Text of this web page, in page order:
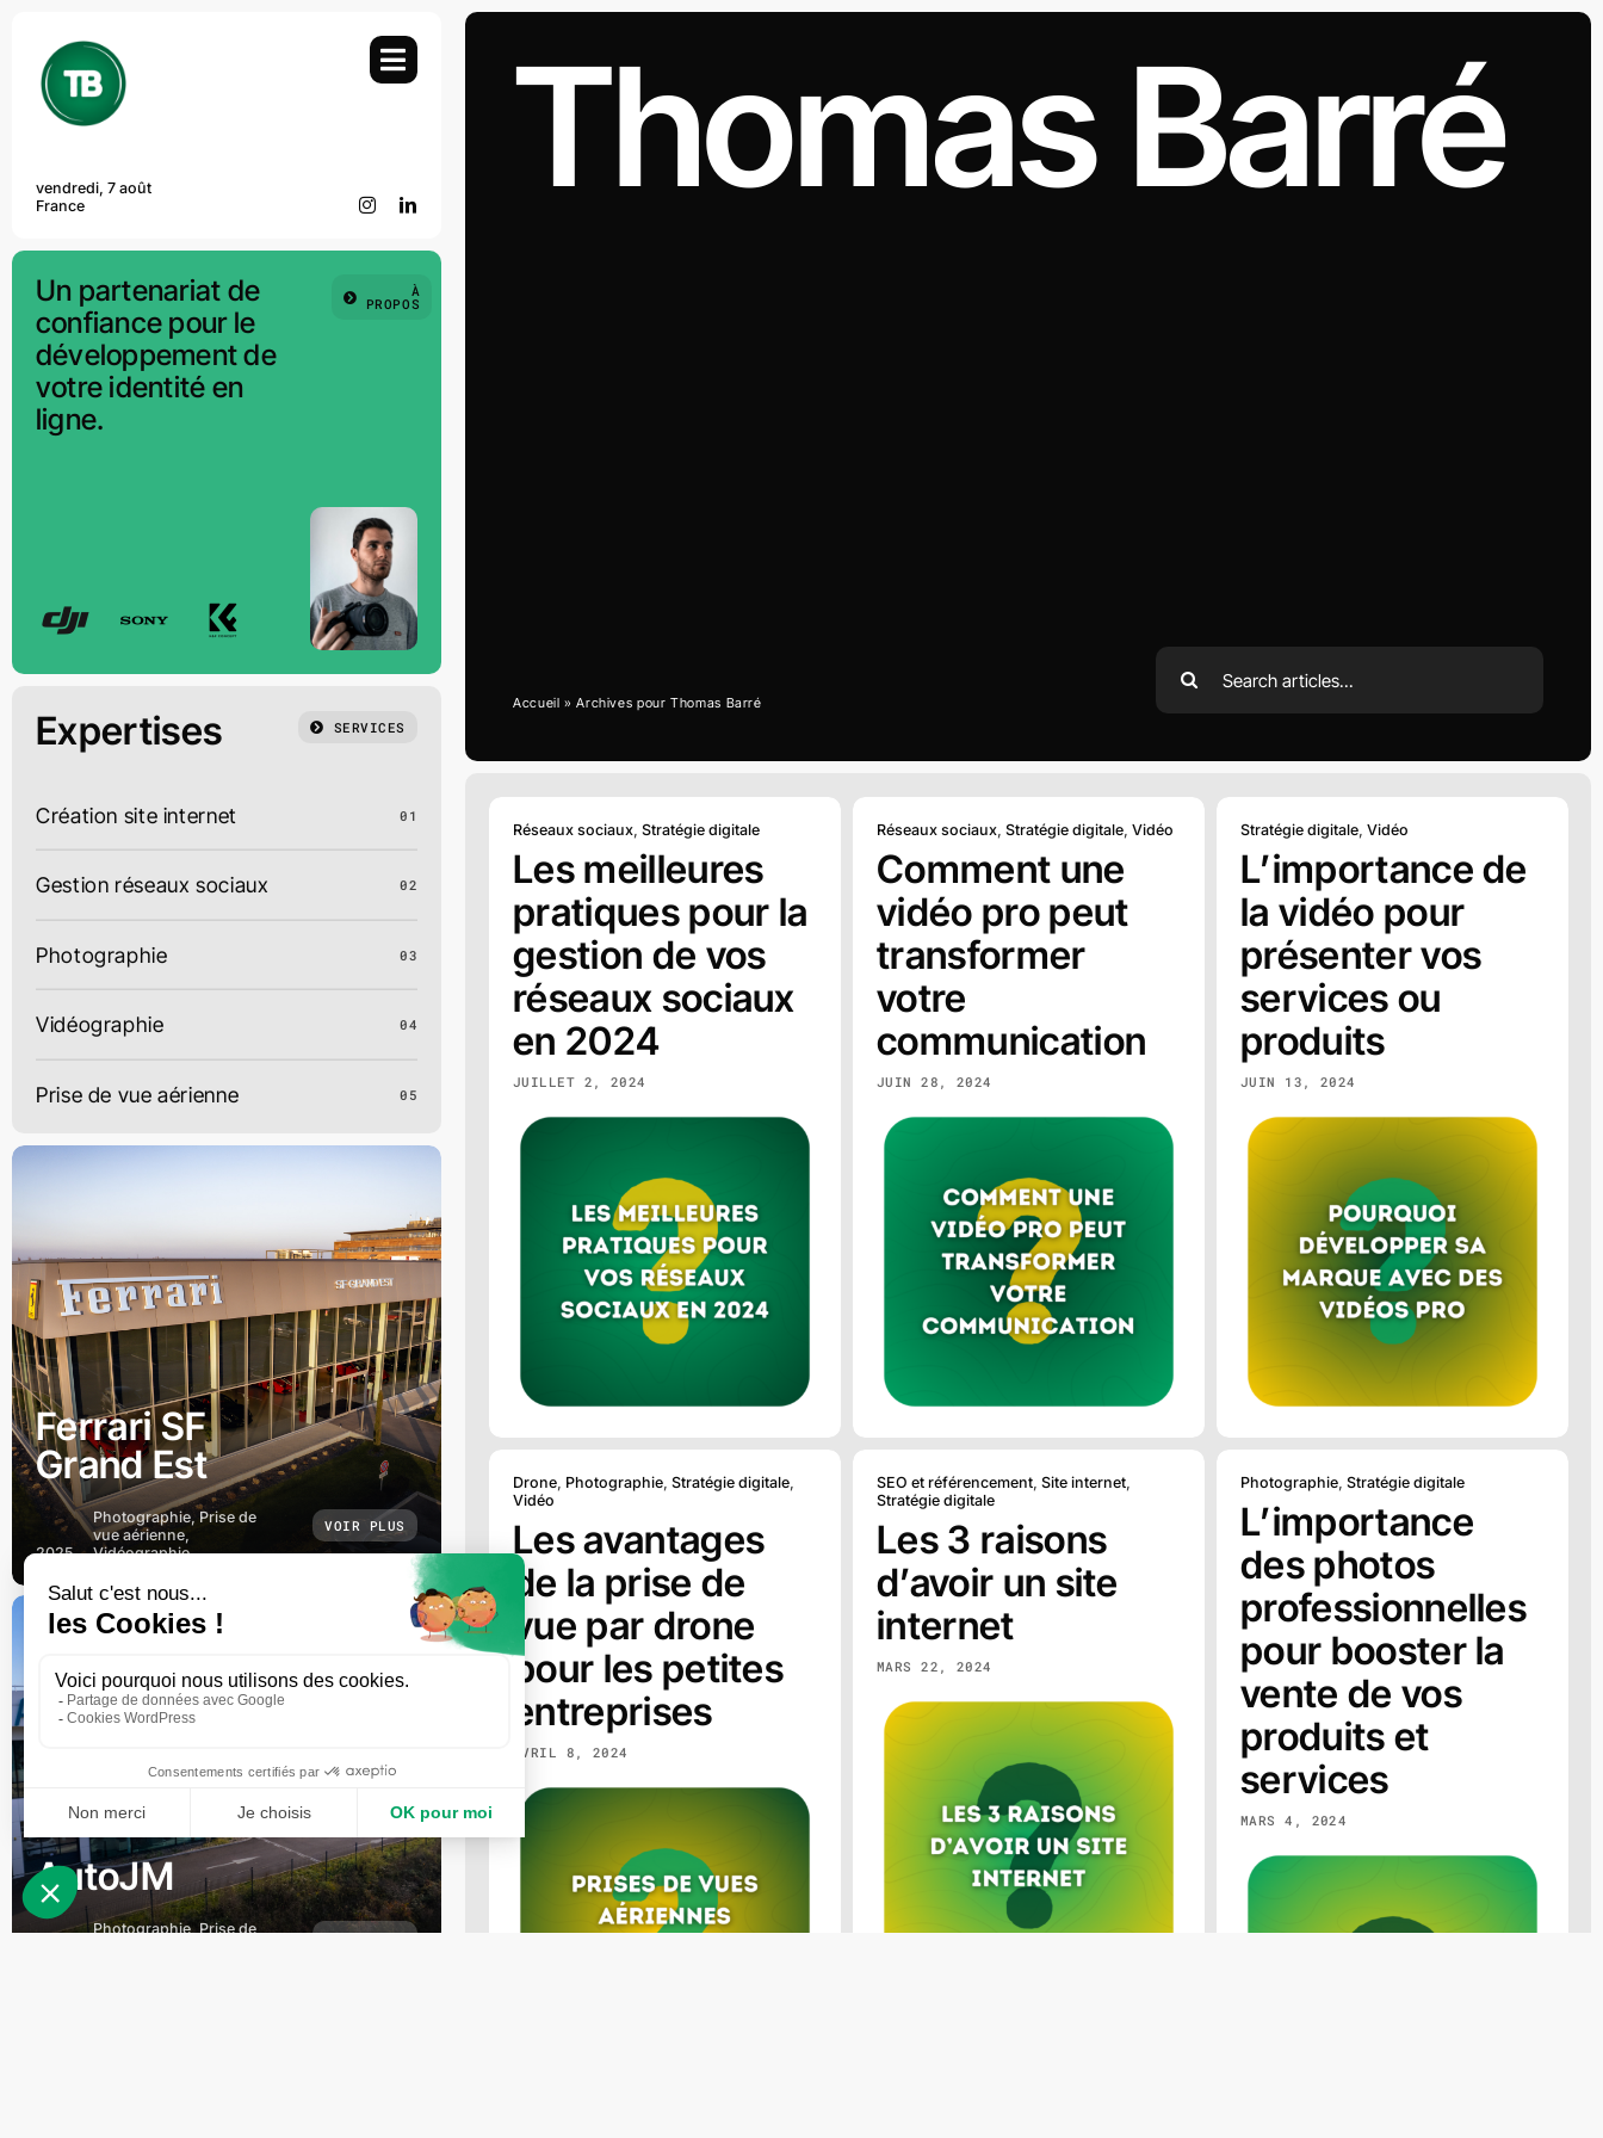
contenu
vendredi, 7 août
France
Un partenariat de
confiance pour le
développement de
votre identité en
ligne.
À
PROPOS
Expertises SERVICES
Création site internet 01
Gestion réseaux sociaux 02
Photographie 03
Vidéographie 04
Prise de vue aérienne 05
Ferrari SF
Grand Est
2025
Photographie, Prise de
vue aérienne,
Vidéographie
VOIR PLUS
AutoJM
Photographie, Prise de
VOIR PLUS
Thomas Barré
Accueil »Archives pour Thomas Barré
Rechercher:
Réseaux sociaux, Stratégie digitale
Les meilleures
pratiques pour la
gestion de vos
réseaux sociaux
en 2024
JUILLET 2, 2024
Réseaux sociaux, Stratégie digitale, Vidéo
Comment une
vidéo pro peut
transformer
votre
communication
JUIN 28, 2024
Stratégie digitale, Vidéo
L’importance de
la vidéo pour
présenter vos
services ou
produits
JUIN 13, 2024
Drone, Photographie, Stratégie digitale,
Vidéo
Les avantages
de la prise de
vue par drone
pour les petites
entreprises
AVRIL 8, 2024
SEO et référencement, Site internet,
Stratégie digitale
Les 3 raisons
d’avoir un site
internet
MARS 22, 2024
Photographie, Stratégie digitale
L’importance
des photos
professionnelles
pour booster la
vente de vos
produits et
services
MARS 4, 2024